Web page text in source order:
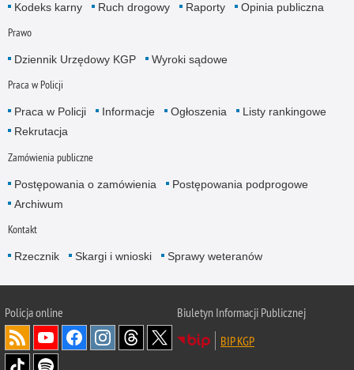
Kodeks karny
Ruch drogowy Raporty Opinia publiczna
Prawo
Dziennik Urzędowy KGP Wyroki sądowe
Praca w Policji
Praca w Policji Informacje Ogłoszenia
Listy rankingowe
Rekrutacja
Zamówienia publiczne
Postępowania o zamówienia
Postępowania podprogowe
Archiwum
Kontakt
Rzecznik Skargi i wnioski Sprawy weteranów
Policjaonline
Biuletyn Informacji Publicznej
BIP KGP